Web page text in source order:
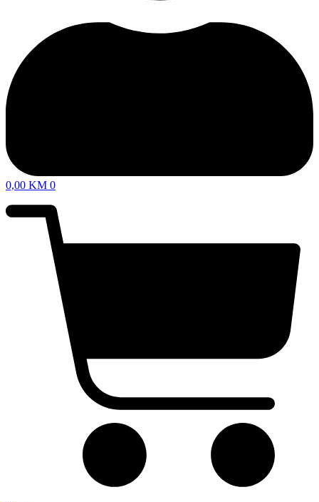
0,00 KM 0